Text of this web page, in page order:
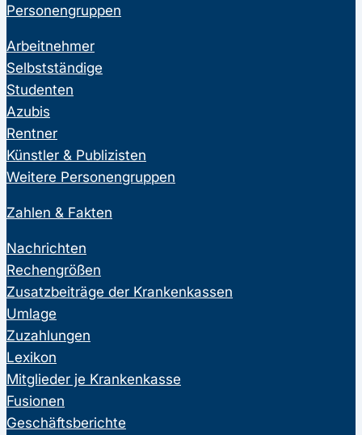
Personengruppen
Arbeitnehmer
Selbstständige
Studenten
Azubis
Rentner
Künstler & Publizisten
Weitere Personengruppen
Zahlen & Fakten
Nachrichten
Rechengrößen
Zusatzbeiträge der Krankenkassen
Umlage
Zuzahlungen
Lexikon
Mitglieder je Krankenkasse
Fusionen
Geschäftsberichte